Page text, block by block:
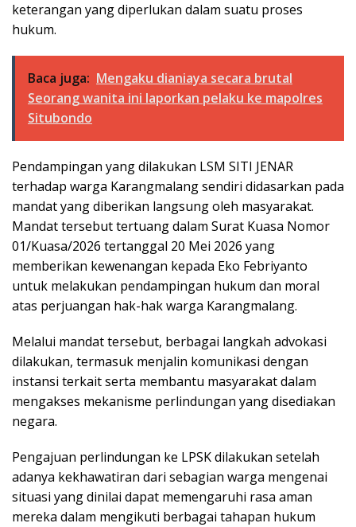
keterangan yang diperlukan dalam suatu proses
hukum.
Baca juga: Mengaku dianiaya secara brutal
Seorang wanita ini laporkan pelaku ke mapolres
Situbondo
Pendampingan yang dilakukan LSM SITI JENAR
terhadap warga Karangmalang sendiri didasarkan pada
mandat yang diberikan langsung oleh masyarakat.
Mandat tersebut tertuang dalam Surat Kuasa Nomor
01/Kuasa/2026 tertanggal 20 Mei 2026 yang
memberikan kewenangan kepada Eko Febriyanto
untuk melakukan pendampingan hukum dan moral
atas perjuangan hak-hak warga Karangmalang.
Melalui mandat tersebut, berbagai langkah advokasi
dilakukan, termasuk menjalin komunikasi dengan
instansi terkait serta membantu masyarakat dalam
mengakses mekanisme perlindungan yang disediakan
negara.
Pengajuan perlindungan ke LPSK dilakukan setelah
adanya kekhawatiran dari sebagian warga mengenai
situasi yang dinilai dapat memengaruhi rasa aman
mereka dalam mengikuti berbagai tahapan hukum